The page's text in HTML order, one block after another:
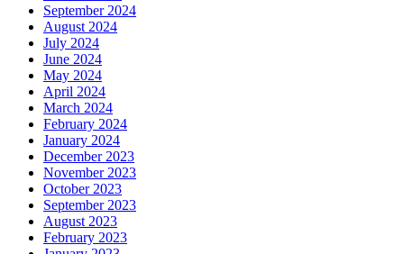
September 2024
August 2024
July 2024
June 2024
May 2024
April 2024
March 2024
February 2024
January 2024
December 2023
November 2023
October 2023
September 2023
August 2023
February 2023